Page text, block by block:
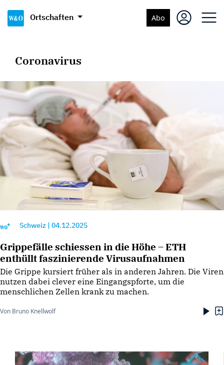
Ortschaften Abo
Coronavirus
Schweiz 04.12.2025
Grippefälle schiessen in die Höhe – ETH
enthüllt faszinierende Virusaufnahmen
Die Grippe kursiert früher als in anderen Jahren. Die Viren
nutzen dabei clever eine Eingangspforte, um die
menschlichen Zellen krank zu machen.
Von Bruno Knellwolf